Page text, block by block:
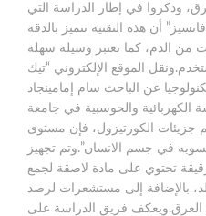
وذكروا في إطار الدراسة التي
أن هذه التقنية تتميز بالدقة
من الدم، كما تعتبر وسيلة سهلة
الموقع الإلكتروني “تيك
عن الباحث سام إمامينجاد
والحوسبية في جامعة
جزيئات الكورتيزول، فإن مستوى
في جسم الانسان”.وتم تجهيز
تحتوي على مادة لاصقة لجمع
بالإضافة إلى مستشعرات لرصد
العرق.ويعكف فريق الدراسة على